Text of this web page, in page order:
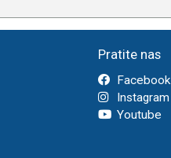
Pratite nas
Facebook
Instagram
Youtube